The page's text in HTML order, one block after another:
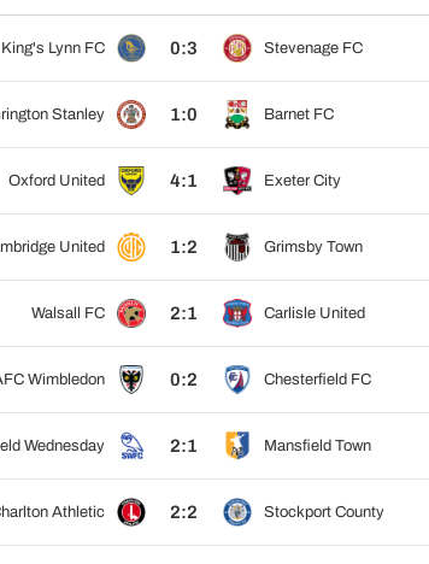
King's Lynn FC 0:3 Stevenage FC
Stanley 1:0 Barnet FC
Oxford United 4:1 Exeter City
United 1:2 Grimsby Town
Walsall FC 2:1 Carlisle United
Wimbledon 0:2 Chesterfield FC
Wednesday 2:1 Mansfield Town
Athletic 2:2 Stockport County